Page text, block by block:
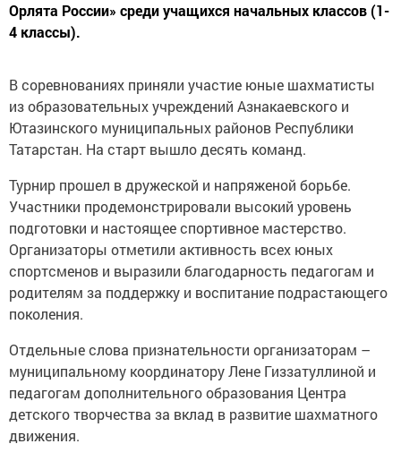
Орлята России» среди учащихся начальных классов (1-
4 классы).
В соревнованиях приняли участие юные шахматисты
из образовательных учреждений Азнакаевского и
Ютазинского муниципальных районов Республики
Татарстан. На старт вышло десять команд.
Турнир прошел в дружеской и напряженой борьбе.
Участники продемонстрировали высокий уровень
подготовки и настоящее спортивное мастерство.
Организаторы отметили активность всех юных
спортсменов и выразили благодарность педагогам и
родителям за поддержку и воспитание подрастающего
поколения.
Отдельные слова признательности организаторам –
муниципальному координатору Лене Гиззатуллиной и
педагогам дополнительного образования Центра
детского творчества за вклад в развитие шахматного
движения.